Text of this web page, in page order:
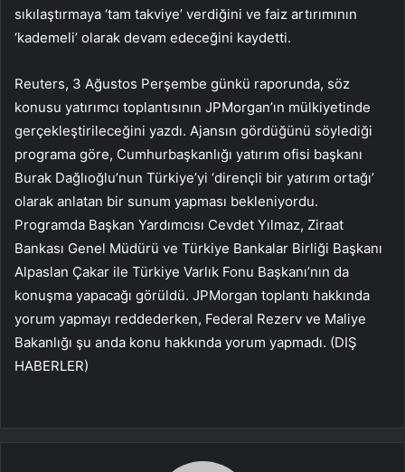
sıkılaştırmaya ‘tam takviye’ verdiğini ve faiz artırımının
‘kademeli’ olarak devam edeceğini kaydetti.
Reuters, 3 Ağustos Perşembe günkü raporunda, söz
konusu yatırımcı toplantısının JPMorgan’ın mülkiyetinde
gerçekleştirileceğini yazdı. Ajansın gördüğünü söylediği
programa göre, Cumhurbaşkanlığı yatırım ofisi başkanı
Burak Dağlıoğlu’nun Türkiye’yi ‘dirençli bir yatırım ortağı’
olarak anlatan bir sunum yapması bekleniyordu.
Programda Başkan Yardımcısı Cevdet Yılmaz, Ziraat
Bankası Genel Müdürü ve Türkiye Bankalar Birliği Başkanı
Alpaslan Çakar ile Türkiye Varlık Fonu Başkanı’nın da
konuşma yapacağı görüldü. JPMorgan toplantı hakkında
yorum yapmayı reddederken, Federal Rezerv ve Maliye
Bakanlığı şu anda konu hakkında yorum yapmadı. (DIŞ
HABERLER)